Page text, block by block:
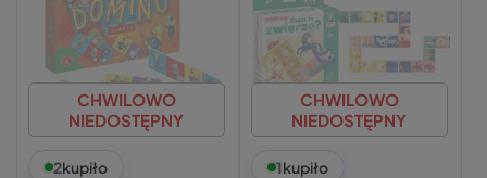
CHWILOWO
NIEDOSTĘPNY
2kupiło
CHWILOWO
NIEDOSTĘPNY
1kupiło